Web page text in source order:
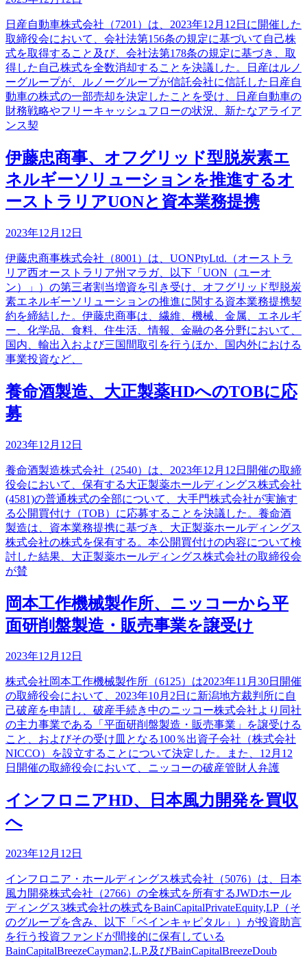
日産自動車株式会社（7201）は、2023年12月12日に開催した
取締役会において、会社法第156条の規定に基づいて自己株
式を取得すること及び、会社法第178条の規定に基づき、取
得した自己株式を全数消却することを決議した。日産はルノ
ーグループが、ルノーグループが信託会社に信託した日産自
動車の株式の一部売却を決定したことを受け、日産自動車の
財務戦略やフリーキャッシュフローの状況、新たなアライア
ンス契
伊藤忠商事、オフグリッド型脱炭素エ
ネルギーソリューションを推進するオ
ーストラリアUONと資本業務提携
2023年12月12日
伊藤忠商事株式会社（8001）は、UONPtyLtd.（オーストラ
リア西オーストラリア州マラガ、以下「UON（ユーオ
ン）」）の第三者割当増資を引き受け、オフグリッド型脱炭
素エネルギーソリューションの推進に関する資本業務提携契
約を締結した。伊藤忠商事は、繊維、機械、金属、エネルギ
ー、化学品、食料、住生活、情報、金融の各分野において、
国内、輸出入および三国間取引を行うほか、国内外における
事業投資など、
養命酒製造、大正製薬HDへのTOBに応
募
2023年12月12日
養命酒製造株式会社（2540）は、2023年12月12日開催の取締
役会において、保有する大正製薬ホールディングス株式会社
(4581)の普通株式の全部について、大手門株式会社が実施す
る公開買付け（TOB）に応募することを決議した。養命酒
製造は、資本業務提携に基づき、大正製薬ホールディングス
株式会社の株式を保有する。本公開買付けの内容について検
討した結果、大正製薬ホールディングス株式会社の取締役会
が賛
岡本工作機械製作所、ニッコーから平
面研削盤製造・販売事業を譲受け
2023年12月12日
株式会社岡本工作機械製作所（6125）は2023年11月30日開催
の取締役会において、2023年10月2日に新潟地方裁判所に自
己破産を申請し、破産手続き中のニッコー株式会社より同社
の主力事業である「平面研削盤製造・販売事業」を譲受ける
こと、およびその受け皿となる100％出資子会社（株式会社
NICCO）を設立することについて決定した。また、12月12
日開催の取締役会において、ニッコーの破産管財人弁護
インフロニアHD、日本風力開発を買収
へ
2023年12月12日
インフロニア・ホールディングス株式会社（5076）は、日本
風力開発株式会社（2766）の全株式を所有するJWDホール
ディングス3株式会社の株式をBainCapitalPrivateEquity,LP（そ
のグループを含み、以下「ベインキャピタル」）が投資助言
を行う投資ファンドが間接的に保有している
BainCapitalBreezeCayman2,L.P.及びBainCapitalBreezeDoub